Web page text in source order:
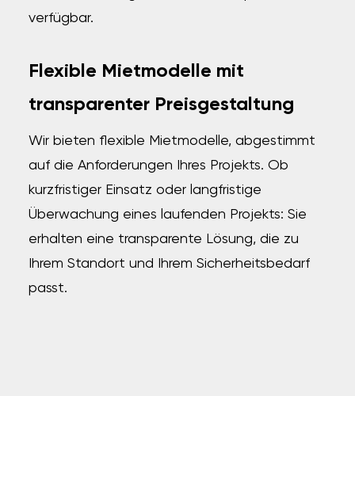
verfügbar.
Flexible Mietmodelle mit
transparenter Preisgestaltung
Wir bieten flexible Mietmodelle, abgestimmt
auf die Anforderungen Ihres Projekts. Ob
kurzfristiger Einsatz oder langfristige
Überwachung eines laufenden Projekts: Sie
erhalten eine transparente Lösung, die zu
Ihrem Standort und Ihrem Sicherheitsbedarf
passt.